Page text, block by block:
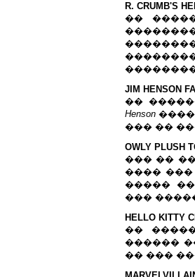
R. CRUMB'S
��
JIM HENSON
��
Henson
��� ��
OWLY PLUSH
��� ��
���� ���
�����
���
HELLO KITTY
��
������
�� ���